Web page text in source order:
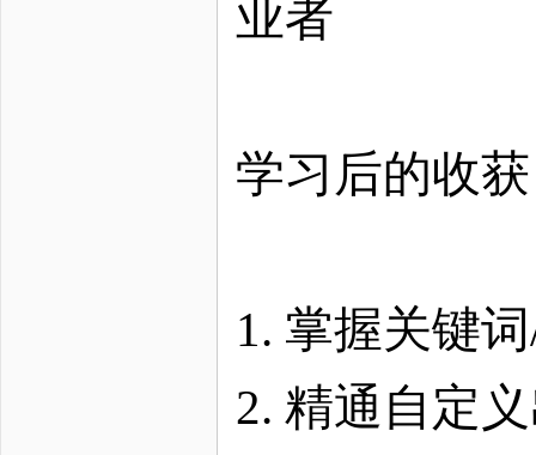
业者
学习后的收获
1. 掌握关键
2. 精通自定